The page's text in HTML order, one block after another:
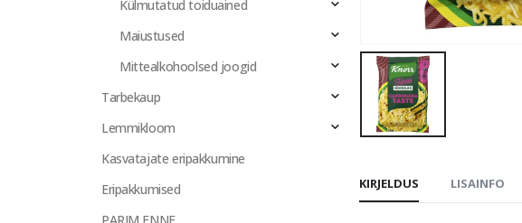
KIRJELDUS LISAINFO
Külmutatud toiduained
Maiustused
Mittealkohoolsed joogid
Tarbekaup
Lemmikloom
Kasvatajate eripakkumine
Eripakkumised